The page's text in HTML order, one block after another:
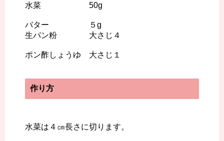
水菜 50g
バター ５g
生パン粉 大さじ４
ポン酢しょうゆ 大さじ１
作り方
水菜は４㎝長さに切ります。